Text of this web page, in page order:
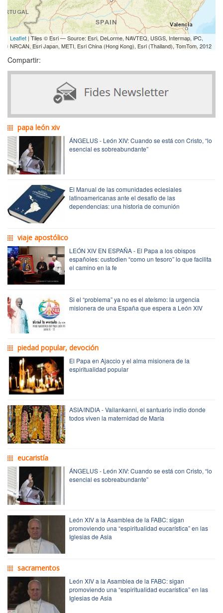
Leaflet | Tiles © Esri — Source: Esri, DeLorme, NAVTEQ, USGS, Intermap, iPC,
NRCAN, Esri Japan, METI, Esri China (Hong Kong), Esri (Thailand), TomTom, 2012
Compartir:
papa león xiv
ÁNGELUS - León XIV: Cuando se está con Cristo, “lo
esencial es sobreabundante”
El Manual de las comunidades eclesiales
latinoamericanas ante el desafío de las
dependencias: una historia de comunión
viaje apostólico
LEÓN XIV EN ESPAÑA - El Papa a los obispos
españoles: custodien “como un tesoro” lo que facilita
el camino en la fe
Si el “problema” ya no es el ateísmo: la urgencia
misionera de una España que espera a León XIV
piedad popular, devoción
El Papa en Ajaccio y el alma misionera de la
espiritualidad popular
ASIA/INDIA - Vailankanni, el santuario indio donde
todos viven la maternidad de María
eucaristía
ÁNGELUS - León XIV: Cuando se está con Cristo, “lo
esencial es sobreabundante”
León XIV a la Asamblea de la FABC: sigan
promoviendo una “espiritualidad eucarística” en las
Iglesias de Asia
sacramentos
León XIV a la Asamblea de la FABC: sigan
promoviendo una “espiritualidad eucarística” en las
Iglesias de Asia